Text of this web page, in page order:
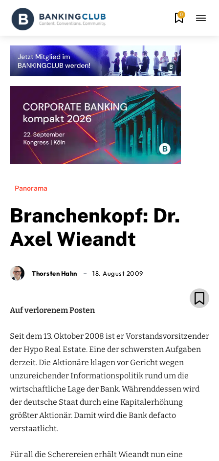
0
Panorama
Branchenkopf: Dr.
Axel Wieandt
Thorsten Hahn 18. August 2009
Auf verlorenem Posten
Seit dem 13. Oktober 2008 ist er Vorstandsvorsitzender
der Hypo Real Estate. Eine der schwersten Aufgaben
derzeit. Die Aktionäre klagen vor Gericht wegen
unzureichender Informationspolitik rund um die
wirtschaftliche Lage der Bank. Währenddessen wird
der deutsche Staat durch eine Kapitalerhöhung
größter Aktionär. Damit wird die Bank defacto
verstaatlicht.
Für all die Scherereien erhält Wieandt nun eine